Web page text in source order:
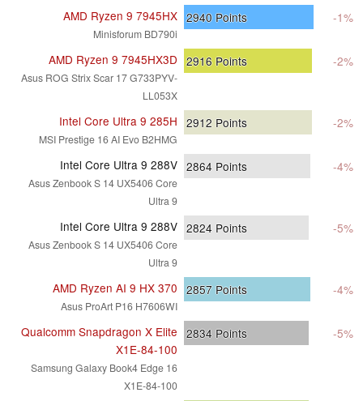
AMD Ryzen 9 7945HX
Minisforum BD790i
2940 Points -1%
AMD Ryzen 9 7945HX3D
Asus ROG Strix Scar 17 G733PYV-
LL053X
2916 Points -2%
Intel Core Ultra 9 285H
MSI Prestige 16 AI Evo B2HMG
2912 Points -2%
Intel Core Ultra 9 288V
Asus Zenbook S 14 UX5406 Core
Ultra 9
2864 Points -4%
Intel Core Ultra 9 288V
Asus Zenbook S 14 UX5406 Core
Ultra 9
2824 Points -5%
AMD Ryzen AI 9 HX 370
Asus ProArt P16 H7606WI
2857 Points -4%
Qualcomm Snapdragon X Elite
X1E-84-100
Samsung Galaxy Book4 Edge 16
X1E-84-100
2834 Points -5%